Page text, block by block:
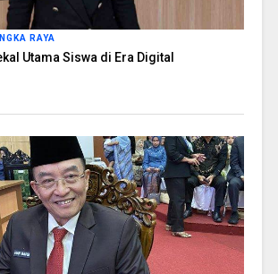
RAYA
Utama Siswa di Era Digital